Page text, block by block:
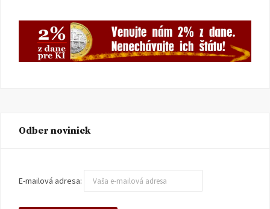
Odber noviniek
E-mailová adresa: